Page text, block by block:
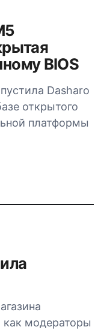
BIOS
Dasharo
открытого
платформы
как модераторы